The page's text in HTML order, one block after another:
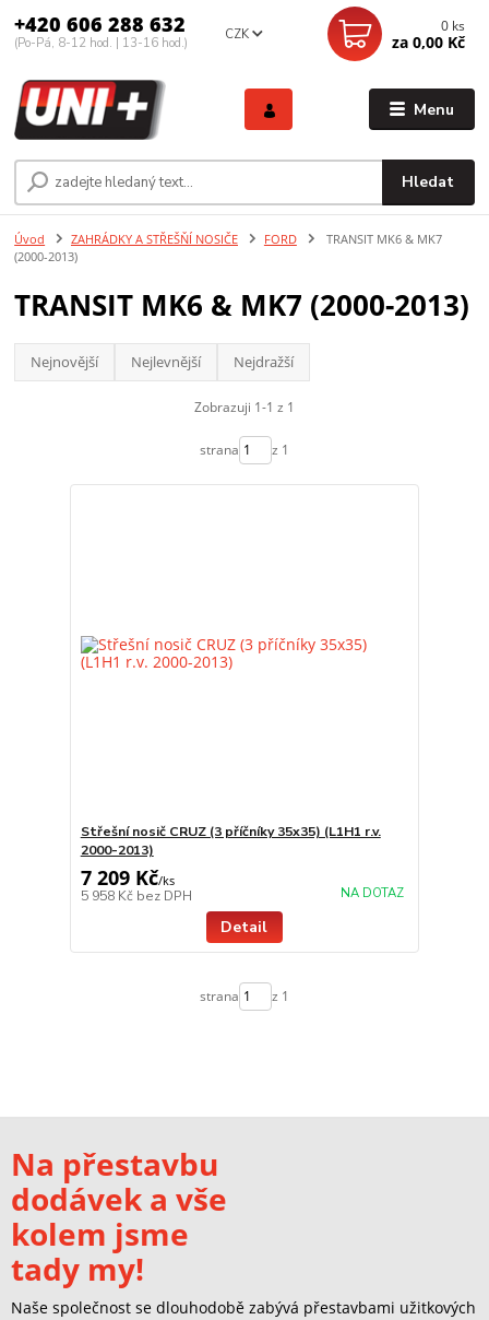
Menu
CZK
Hledat
+420 606 288 632
(Po-Pá, 8-12 hod. | 13-16 hod.)
0 ks
za 0,00 Kč
Úvod ZAHRÁDKY A STŘEŠŇÍ NOSIČE FORD
TRANSIT MK6 & MK7
(2000-2013)
TRANSIT MK6 & MK7 (2000-2013)
Nejnovější Nejlevnější Nejdražší
Zobrazuji 1-1 z 1
strana z 1
Střešní nosič CRUZ (3 příčníky 35x35) (L1H1 r.v.
2000-2013)
7 209 Kč/ks
5 958 Kč bez DPH NA DOTAZ
Detail
strana z 1
Na přestavbu
dodávek a vše
kolem jsme
tady my!
Naše společnost se dlouhodobě zabývá přestavbami užitkových